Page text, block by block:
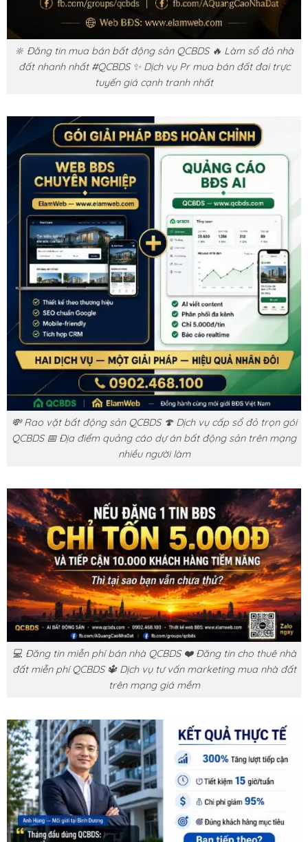
🔆 Đăng tin mua bán bất động sản QCBDS 🔥 Làm sổ đỏ nhà
đất nhanh nhất #QCBDS ✨ Dịch vụ Pr mua bán đất đai trực
tuyến giá cạnh tranh nhất
💸 Rao vặt bất động sản QCBDS 🍄 Dịch vụ cấp sổ đỏ trọn gói
QCBDS 📅 Địa điểm quảng cáo dự án bất động sản trên mạng
nhiều người làm
💻 Đăng tin miễn phí bán nhà QCBDS ❤️ Đăng tin cho thuê nhà
đất miễn phí QCBDS 🔱 Dịch vụ tư vấn marketing mua nhà đất
trên mạng giá mềm